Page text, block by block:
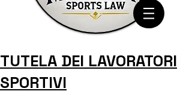
TUTELA DEI LAVORATORI
SPORTIVI